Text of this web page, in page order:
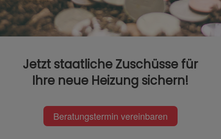
Jetzt staatliche Zuschüsse für
Ihre neue Heizung sichern!
Beratungstermin vereinbaren